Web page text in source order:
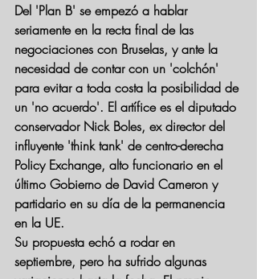
Del 'Plan B' se empezó a hablar
seriamente en la recta final de las
negociaciones con Bruselas, y ante la
necesidad de contar con un 'colchón'
para evitar a toda costa la posibilidad de
un 'no acuerdo'. El artífice es el diputado
conservador Nick Boles, ex director del
influyente 'think tank' de centro-derecha
Policy Exchange, alto funcionario en el
último Gobierno de David Cameron y
partidario en su día de la permanencia
en la UE.
Su propuesta echó a rodar en
septiembre, pero ha sufrido algunas